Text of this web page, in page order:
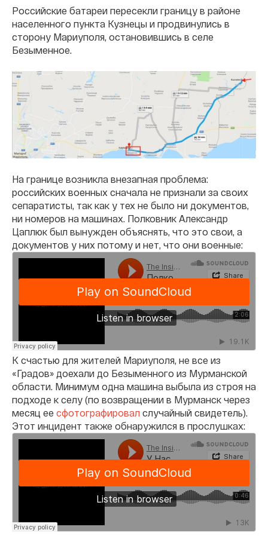
Российские батареи пересекли границу в районе
населенного пункта Кузнецы и продвинулись в
сторону Мариуполя, остановившись в селе
Безыменное.
На границе возникла внезапная проблема:
российских военных сначала не признали за своих
сепаратисты, так как у тех не было ни документов,
ни номеров на машинах. Полковник Александр
Цаплюк был вынужден объяснять, что это свои, а
документов у них потому и нет, что они военные:
К счастью для жителей Мариуполя, не все из
«Градов» доехали до Безыменного из Мурманской
области. Минимум одна машина выбыла из строя на
подходе к селу (по возвращении в Мурманск через
месяц ее сфотографировал случайный свидетель).
Этот инцидент также обнаружился в прослушках: